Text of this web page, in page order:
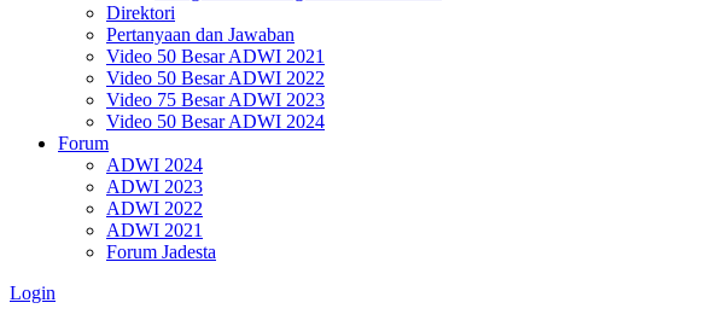
Direktori
Pertanyaan dan Jawaban
Video 50 Besar ADWI 2021
Video 50 Besar ADWI 2022
Video 75 Besar ADWI 2023
Video 50 Besar ADWI 2024
Forum
ADWI 2024
ADWI 2023
ADWI 2022
ADWI 2021
Forum Jadesta
Login